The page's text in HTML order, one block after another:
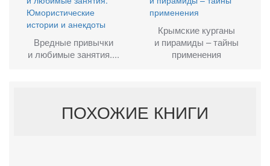
Вредные привычки
и любимые занятия....
Крымские курганы
и пирамиды – тайны
применения
ПОХОЖИЕ КНИГИ